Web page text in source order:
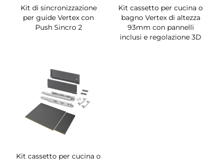
Kit di sincronizzazione
per guide Vertex con
Push Sincro 2
Kit cassetto per cucina o
bagno Vertex di altezza
93mm con pannelli
inclusi e regolazione 3D
Kit cassetto per cucina o